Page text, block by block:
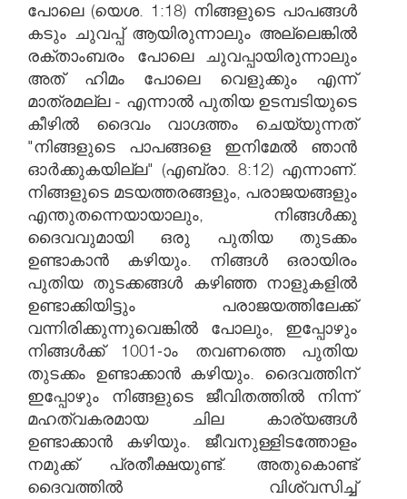
പോലെ (യെശ. 1:18) നിങ്ങളുടെ പാപങ്ങൾ
കടും ചുവപ്പ് ആയിരുന്നാലും അല്ലെങ്കിൽ
രക്താംബരം പോലെ ചുവപ്പായിരുന്നാലും
അത് ഹിമം പോലെ വെളുക്കും എന്ന്
മാത്രമല്ല - എന്നാൽ പുതിയ ഉടമ്പടിയുടെ
കീഴിൽ ദൈവം വാഗ്ദത്തം ചെയ്യുന്നത്
"നിങ്ങളുടെ പാപങ്ങളെ ഇനിമേൽ ഞാൻ
ഓർക്കുകയില്ല" (എബ്രാ. 8:12) എന്നാണ്.
നിങ്ങളുടെ മടയത്തരങ്ങളും, പരാജയങ്ങളും
എന്തുതന്നെയായാലും, നിങ്ങൾക്കു
ദൈവവുമായി ഒരു പുതിയ തുടക്കം
ഉണ്ടാകാൻ കഴിയും. നിങ്ങൾ ഒരായിരം
പുതിയ തുടക്കങ്ങൾ കഴിഞ്ഞ നാളുകളിൽ
ഉണ്ടാക്കിയിട്ടും പരാജയത്തിലേക്ക്
വന്നിരിക്കുന്നുവെങ്കിൽ പോലും, ഇപ്പോഴും
നിങ്ങൾക്ക് 1001-ാം തവണത്തെ പുതിയ
തുടക്കം ഉണ്ടാക്കാൻ കഴിയും. ദൈവത്തിന്
ഇപ്പോഴും നിങ്ങളുടെ ജീവിതത്തിൽ നിന്ന്
മഹത്വകരമായ ചില കാര്യങ്ങൾ
ഉണ്ടാക്കാൻ കഴിയും. ജീവനുള്ളിടത്തോളം
നമുക്ക് പ്രതീക്ഷയുണ്ട്. അതുകൊണ്ട്
ദൈവത്തിൽ വിശ്വസിച്ച്